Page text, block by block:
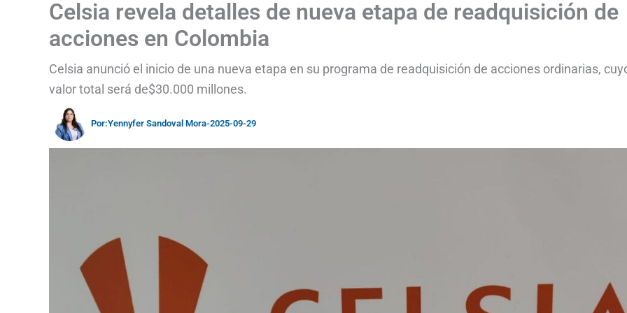
Celsia revela detalles de nueva etapa de readquisición de
acciones en Colombia
Celsia anunció el inicio de una nueva etapa en su programa de readquisición de acciones ordinarias,
valor total será de$30.000 millones.
Por:Yennyfer Sandoval Mora-2025-09-29